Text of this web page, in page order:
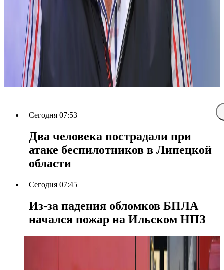
Сегодня 07:53
Два человека пострадали при
атаке беспилотников в Липецкой
области
Сегодня 07:45
Из-за падения обломков БПЛА
начался пожар на Ильском НПЗ